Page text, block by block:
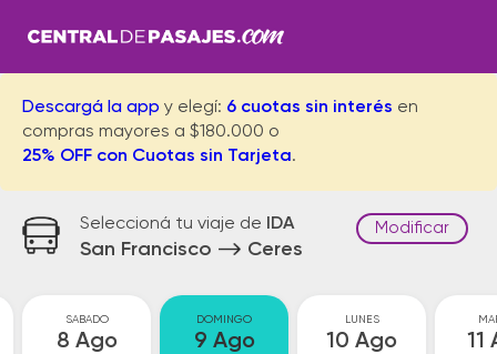
Descargá la app y elegí: 6 cuotas sin interés en
compras mayores a $180.000 o
25% OFF con Cuotas sin Tarjeta.
Seleccioná tu viaje de IDA
San Francisco Ceres
Modificar
SABADO
8 Ago
DOMINGO
9 Ago
LUNES
10 Ago 11